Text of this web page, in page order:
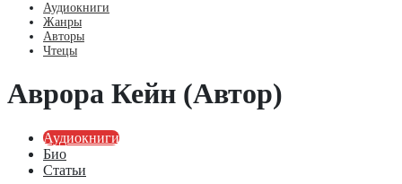
Аудиокниги
Жанры
Авторы
Чтецы
Аврора Кейн (Автор)
Аудиокниги
Био
Статьи